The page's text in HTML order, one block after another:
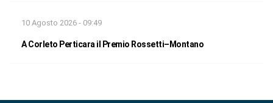
10 Agosto 2026 - 09:49
A Corleto Perticara il Premio Rossetti–Montano